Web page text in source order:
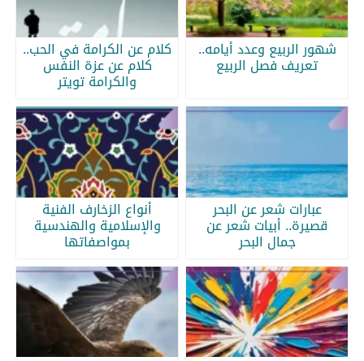
شهور الربيع وعدد أيامه..
تعريف فصل الربيع
كلام عن الكرامة في الحب..
كلام عن عزة النفس
والكرامة تويتر
عبارات شعر عن البحر
قصيرة.. أبيات شعر عن
جمال البحر
أنواع الزخارف الفنية
والإسلامية والهندسية
بمواصفاتها